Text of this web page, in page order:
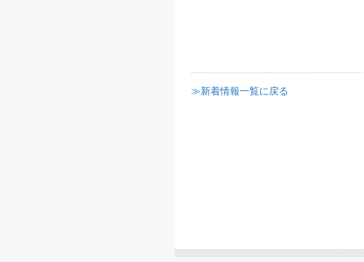
≫新着情報一覧に戻る